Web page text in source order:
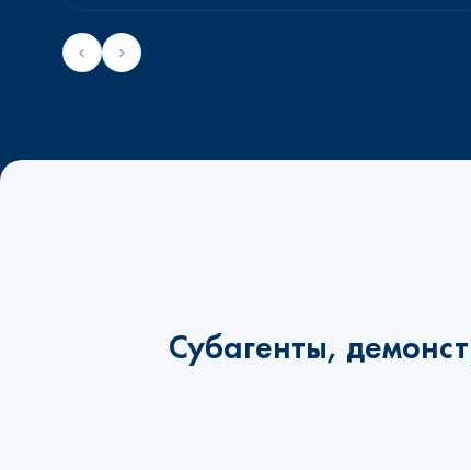
Субагенты,